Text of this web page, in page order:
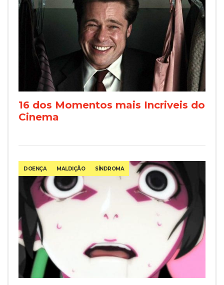
16 dos Momentos mais Incriveis do
Cinema
DOENÇA MALDIÇÃO SÍNDROMA